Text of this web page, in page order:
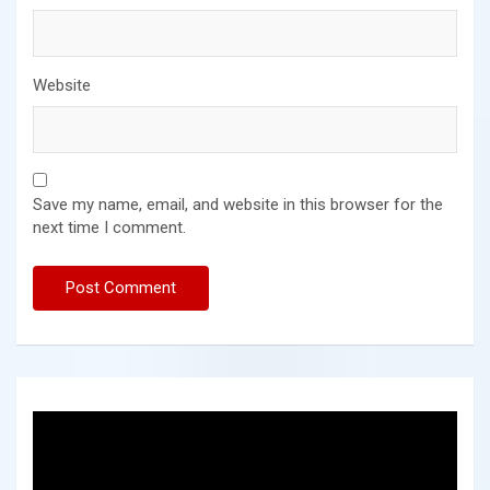
Website
Save my name, email, and website in this browser for the
next time I comment.